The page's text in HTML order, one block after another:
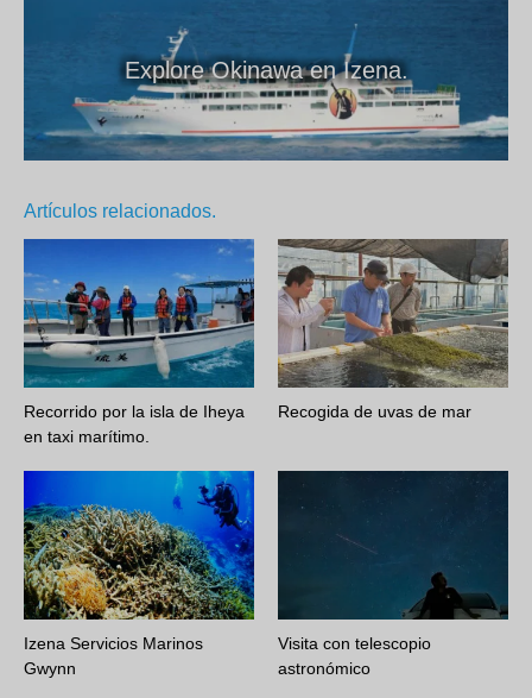
Explore Okinawa en Izena.
Artículos relacionados.
Recorrido por la isla de Iheya
en taxi marítimo.
Recogida de uvas de mar
Izena Servicios Marinos
Gwynn
Visita con telescopio
astronómico